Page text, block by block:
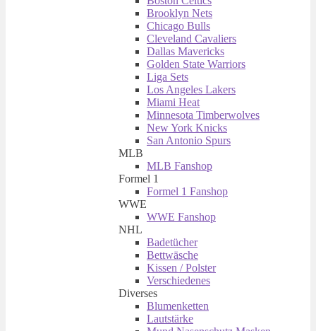
Brooklyn Nets
Chicago Bulls
Cleveland Cavaliers
Dallas Mavericks
Golden State Warriors
Liga Sets
Los Angeles Lakers
Miami Heat
Minnesota Timberwolves
New York Knicks
San Antonio Spurs
MLB
MLB Fanshop
Formel 1
Formel 1 Fanshop
WWE
WWE Fanshop
NHL
Badetücher
Bettwäsche
Kissen / Polster
Verschiedenes
Diverses
Blumenketten
Lautstärke